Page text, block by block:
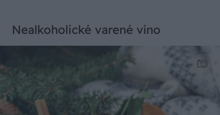
Nealkoholické varené víno